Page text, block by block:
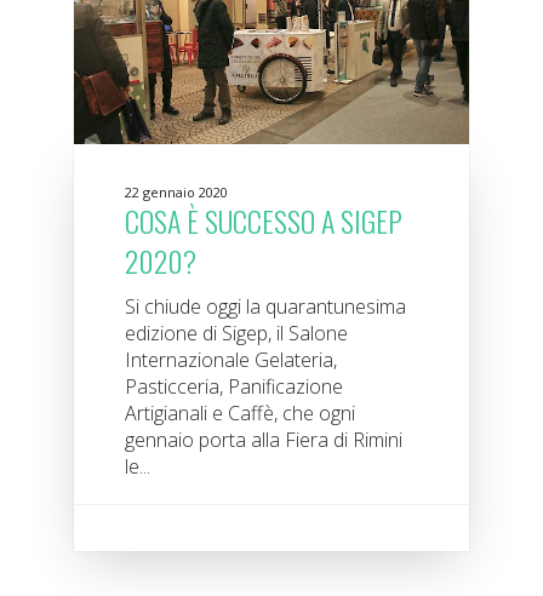
22 gennaio 2020
COSA È SUCCESSO A SIGEP
2020?
Si chiude oggi la quarantunesima
edizione di Sigep, il Salone
Internazionale Gelateria,
Pasticceria, Panificazione
Artigianali e Caffè, che ogni
gennaio porta alla Fiera di Rimini
le...